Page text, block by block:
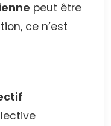
peut être
ce n’est